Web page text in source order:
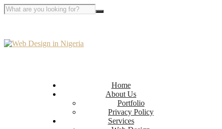
Home
About Us
Portfolio
Privacy Policy
Services